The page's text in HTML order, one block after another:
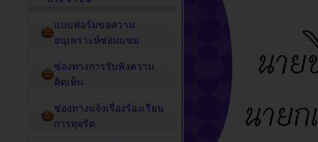
แบบฟอร์มขอความ
อนุเคราะห์ซ่อมแซม
ช่องทางการรับฟังความ
คิดเห็น
ช่องทางแจ้งเรื่องร้องเรียน
การทุจริต